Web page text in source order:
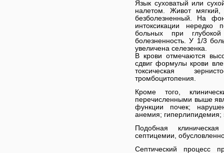
Язык суховатый или
налетом. Живот
безболезненный. На
интоксикации нередко
больных при
болезненность. У 1/3
увеличена селезенка.
В крови отмечаются
сдвиг формулы крови
токсическая
тромбоцитопения.
Кроме того,
перечисленными выше
функции почек;
анемия; гиперлипидемия;
Подобная
септицемии,
Септический процесс